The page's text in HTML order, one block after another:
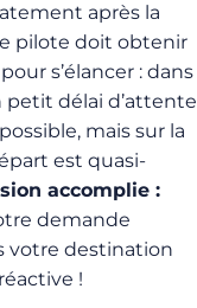
après la
pilote doit obtenir
s’élancer : dans
petit délai d’attente
mais sur la
est quasi-
accomplie :
demande
votre destination
!